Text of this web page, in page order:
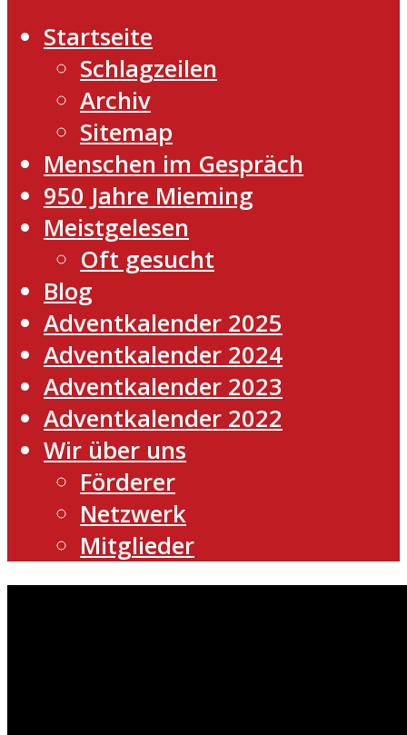
Startseite
Schlagzeilen
Archiv
Sitemap
Menschen im Gespräch
950 Jahre Mieming
Meistgelesen
Oft gesucht
Blog
Adventkalender 2025
Adventkalender 2024
Adventkalender 2023
Adventkalender 2022
Wir über uns
Förderer
Netzwerk
Mitglieder